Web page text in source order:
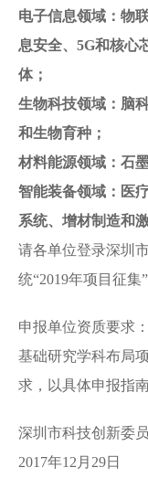
电子信息领域：物
息安全、5G和核心
体；
生物科技领域：脑
和生物育种；
材料能源领域：石
智能装备领域：医
系统、增材制造和
请各单位登录深圳
统“2019年项目征集
申报单位资质要求：
基础研究学科布局
求，以具体申报指南
深圳市科技创新委
2017年12月29日